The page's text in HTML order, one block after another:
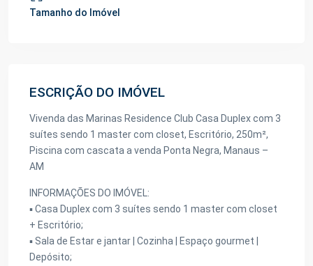
Tamanho do Imóvel
ESCRIÇÃO DO IMÓVEL
Vivenda das Marinas Residence Club Casa Duplex com 3
suítes sendo 1 master com closet, Escritório, 250m²,
Piscina com cascata a venda Ponta Negra, Manaus –
AM
INFORMAÇÕES DO IMÓVEL:
▪️ Casa Duplex com 3 suítes sendo 1 master com closet
+ Escritório;
▪️ Sala de Estar e jantar | Cozinha | Espaço gourmet |
Depósito;